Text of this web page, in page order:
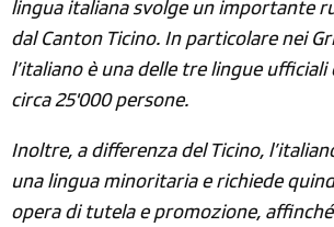
lingua italiana svolge un importante
dal Canton Ticino. In particolare nei
l’italiano è una delle tre lingue ufficiali
circa 25'000 persone.
Inoltre, a differenza del Ticino,
una lingua minoritaria e richiede
opera di tutela e promozione,